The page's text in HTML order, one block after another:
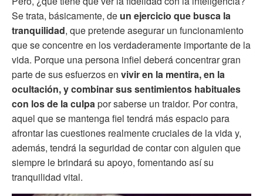
Se trata, básicamente, de un ejercicio que busca la
tranquilidad, que pretende asegurar un funcionamiento
que se concentre en los verdaderamente importante de la
vida. Porque una persona infiel deberá concentrar gran
parte de sus esfuerzos en vivir en la mentira, en la
ocultación, y combinar sus sentimientos habituales
con los de la culpapor saberse un traidor. Por contra,
aquel que se mantenga fiel tendrá más espacio para
afrontar las cuestiones realmente cruciales de la vida y,
además, tendrá la seguridad de contar con alguien que
siempre le brindará su apoyo, fomentando así su
tranquilidad vital.